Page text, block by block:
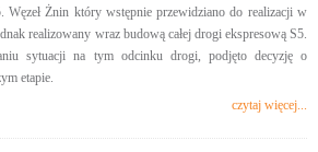
Węzeł Żnin który wstępnie przewidziano do realizacji w
realizowany wraz budową całej drogi ekspresową S5.
sytuacji na tym odcinku drogi, podjęto decyzję o
etapie.
czytaj więcej...